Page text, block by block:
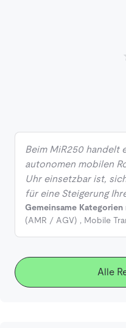
Beim MiR250 handelt
autonomen mobilen
Uhr einsetzbar ist,
für eine Steigerung
Gemeinsame Kategorien
(AMR / AGV) , Mobile
Alle